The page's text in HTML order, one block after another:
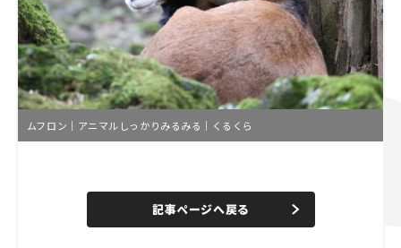
ムフロン｜アニマルしっかりみるみる｜くるくら
n
e
d
記事ページへ戻る